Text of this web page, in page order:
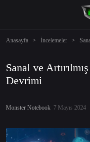
Anasayfa > İncelemeler >
Sanal ve
Devrimi
Monster Notebook 7 Mayıs 2024